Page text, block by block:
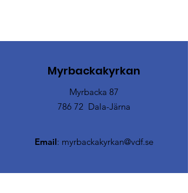
Myrbackakyrkan
Myrbacka 87
786 72 Dala-Järna
Email: myrbackakyrkan@vdf.se